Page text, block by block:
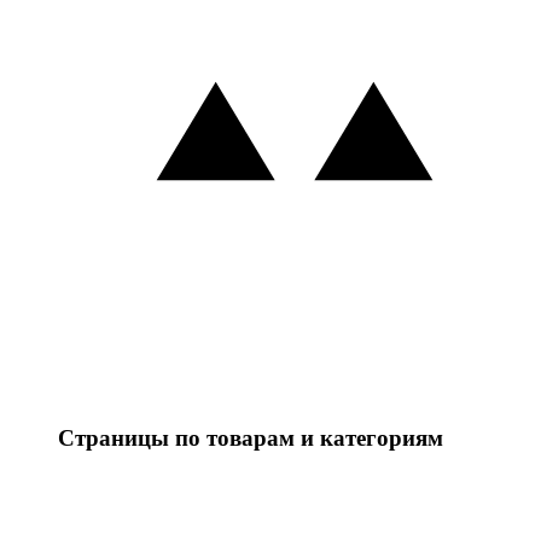
Страницы по товарам и категориям